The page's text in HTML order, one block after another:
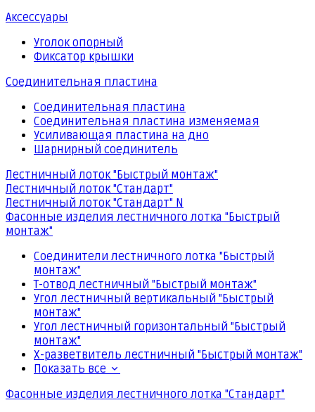
Аксессуары
Уголок опорный
Фиксатор крышки
Соединительная пластина
Соединительная пластина
Соединительная пластина изменяемая
Усиливающая пластина на дно
Шарнирный соединитель
Лестничный лоток "Быстрый монтаж"
Лестничный лоток "Стандарт"
Лестничный лоток "Стандарт" N
Фасонные изделия лестничного лотка "Быстрый
монтаж"
Соединители лестничного лотка "Быстрый
монтаж"
Т-отвод лестничный "Быстрый монтаж"
Угол лестничный вертикальный "Быстрый
монтаж"
Угол лестничный горизонтальный "Быстрый
монтаж"
Х-разветвитель лестничный "Быстрый монтаж"
Показать все
Фасонные изделия лестничного лотка "Стандарт"